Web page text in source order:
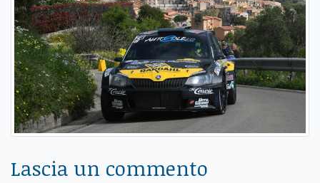
Lascia un commento